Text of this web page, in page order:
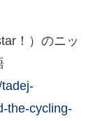
！）のニッ
the-cycling-